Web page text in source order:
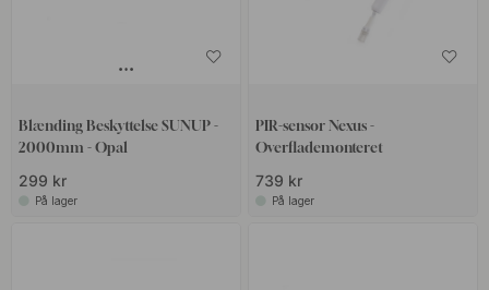
Blænding Beskyttelse SUNUP -
2000mm - Opal
299 kr
På lager
PIR-sensor Nexus -
Overflademonteret
739 kr
På lager